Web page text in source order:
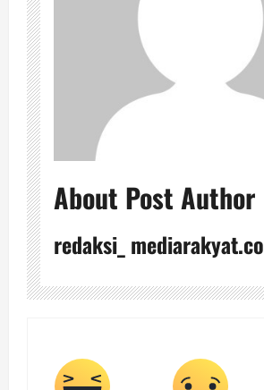
About Post Author
redaksi_ mediarakyat.co